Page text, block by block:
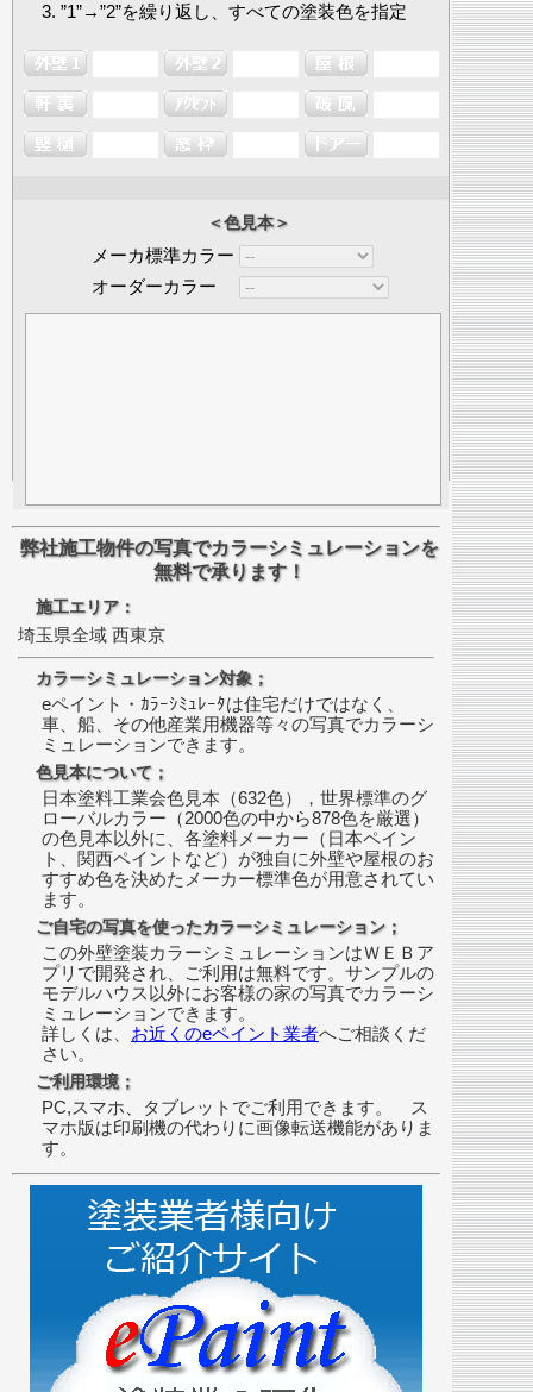
”1”→”2”を繰り返し、すべての塗装色を指定
＜色見本＞
メーカ標準カラー
オーダーカラー
弊社施工物件の写真でカラーシミュレーションを
無料で承ります！
施工エリア：
埼玉県全域 西東京
カラーシミュレーション対象；
eペイント・ｶﾗｰｼﾐｭﾚｰﾀは住宅だけではなく、
車、船、その他産業用機器等々の写真でカラーシ
ミュレーションできます。
色見本について；
日本塗料工業会色見本（632色），世界標準のグ
ローバルカラー（2000色の中から878色を厳選）
の色見本以外に、各塗料メーカー（日本ペイン
ト、関西ペイントなど）が独自に外壁や屋根のお
すすめ色を決めたメーカー標準色が用意されてい
ます。
ご自宅の写真を使ったカラーシミュレーション；
この外壁塗装カラーシミュレーションはＷＥＢア
プリで開発され、ご利用は無料です。サンプルの
モデルハウス以外にお客様の家の写真でカラーシ
ミュレーションできます。
詳しくは、 お近くのeペイント業者へご相談くだ
さい。
ご利用環境；
PC,スマホ、タブレットでご利用できます。 ス
マホ版は印刷機の代わりに画像転送機能がありま
す。